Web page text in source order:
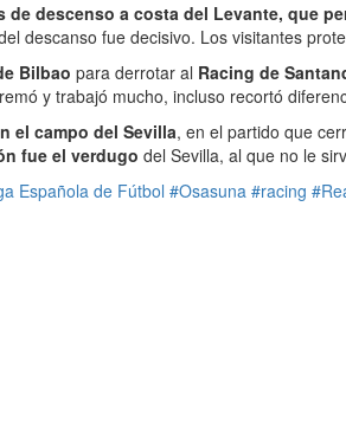
descenso a costa del Levante, que
descanso fue decisivo. Los visitantes
Bilbao para derrotar al Racing de
y trabajó mucho, incluso recortó
el campo del Sevilla, en el partido que
fue el verdugo del Sevilla, al que no le
Española de Fútbol #Osasuna #racing